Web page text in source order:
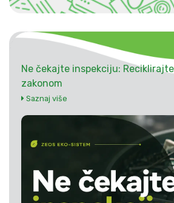
Ne čekajte inspekciju:
zakonom
Saznaj više